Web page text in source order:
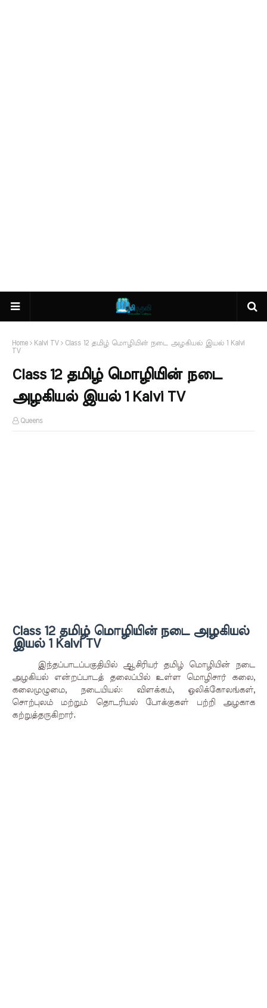
Home Kalvi TV
Class 12 தமிழ் மொழியின் நடை அழகியல் இயல் 1 Kalvi
TV
Class 12 தமிழ் மொழியின் நடை
அழகியல் இயல் 1 Kalvi TV
Queens
Class 12 தமிழ் மொழியின் நடை அழகியல்
இயல் 1 Kalvi TV
இந்தப்பாடப்பகுதியில் ஆசிரியர் தமிழ் மொழியின் நடை
அழகியல் என்றப்பாடத் தலைப்பில் உள்ள மொழிசார் கலை,
கலைமுழுமை, நடையியல்: விளக்கம், ஒலிக்கோலங்கள்,
சொற்புலம் மற்றும் தொடரியல் போக்குகள் பற்றி அழகாக
கற்றுத்தருகிறார்.